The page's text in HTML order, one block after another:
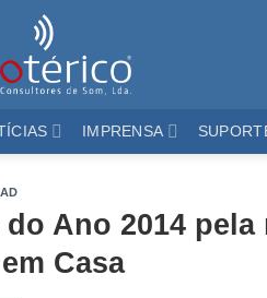
IMPRENSA
Ano 2014
Casa